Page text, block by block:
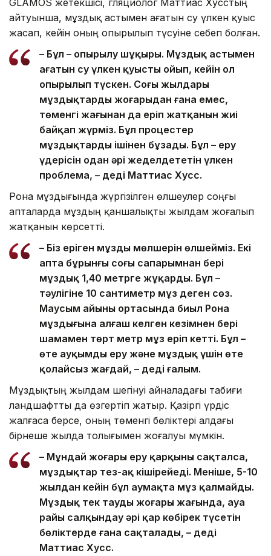
айтуынша, мұздық астымен ағатын су үлкен қуыс
жасап, кейін оның опырылып түсуіне себеп болған.
– Бұл – опырылу шұңқыры. Мұздық астымен
ағатын су үлкен қуысты ойып, кейін ол
опырылып түскен. Соңғы жылдары
мұздықтардың жоғарыдан ғана емес,
төменгі жағынан да еріп жатқанын жиі
байқап жүрміз. Бұл процестер
мұздықтарды ішінен бұзады. Бұл – еру
үдерісін одан әрі жеделдететін үлкен
проблема, – деді Маттиас Хусс.
Рона мұздығында жүргізілген өлшеулер соңғы
апталарда мұздың қаншалықты жылдам жоғалып
жатқанын көрсетті.
– Біз еріген мұздың мөлшерін өлшейміз. Екі
апта бұрынғы соңғы сапарымнан бері
мұздық 1,40 метрге жұқарды. Бұл –
тәулігіне 10 сантиметр мұз деген сөз.
Маусым айының ортасында биыл Рона
мұздығына алғаш келген кезімнен бері
шамамен төрт метр мұз еріп кетті. Бұл –
өте ауқымды еру және мұздық үшін өте
қолайсыз жағдай, – деді ғалым.
Мұздықтың жылдам шегінуі айналадағы табиғи
ландшафтты да өзгертіп жатыр. Қазіргі үрдіс
жалғаса берсе, оның төменгі бөліктері алдағы
бірнеше жылда толығымен жоғалуы мүмкін.
– Мұндай жоғары еру қарқыны сақталса,
мұздықтар тез-ақ кішірейеді. Меніңше, 5-10
жылдан кейін бұл аумақта мұз қалмайды.
Мұздық тек таудың жоғары жағында, ауа
райы салқындау әрі қар көбірек түсетін
бөліктерде ғана сақталады, – деді
Маттиас Хусс.